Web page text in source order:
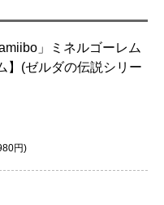
」ミネルゴーレム
】(ゼルダの伝説シリー
円)